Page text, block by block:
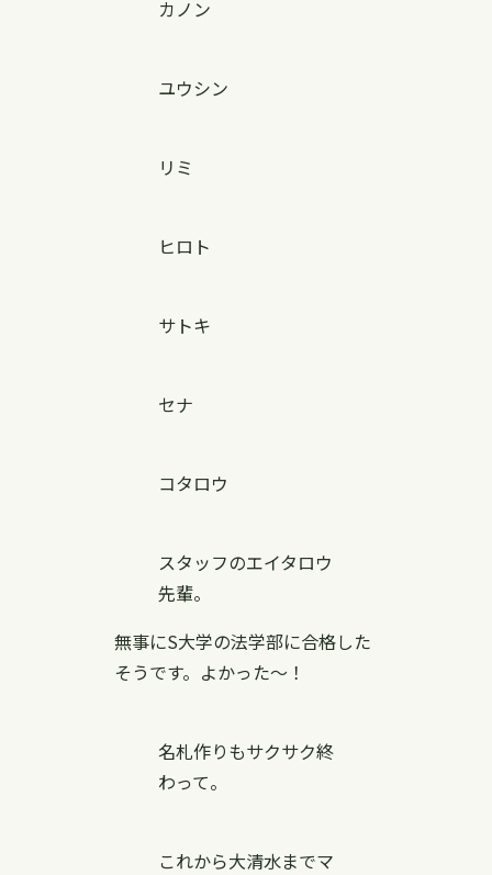
カノン
ユウシン
リミ
ヒロト
サトキ
セナ
コタロウ
スタッフのエイタロウ
先輩。
無事にS大学の法学部に合格した
そうです。よかった〜！
名札作りもサクサク終
わって。
これから大清水までマ